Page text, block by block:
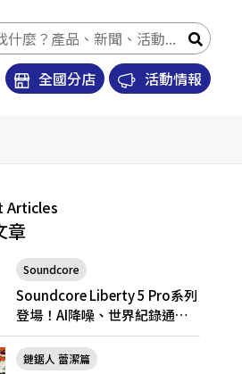
活動情報
全國分店
Articles
章
Soundcore
Soundcore Liberty 5 Pro
Soundcore Liberty 5 Pro系列
登場！AI降噪、世界紀錄通
話，Pro與Pro Max怎麼選？
鏈鋸人 蕾潔篇